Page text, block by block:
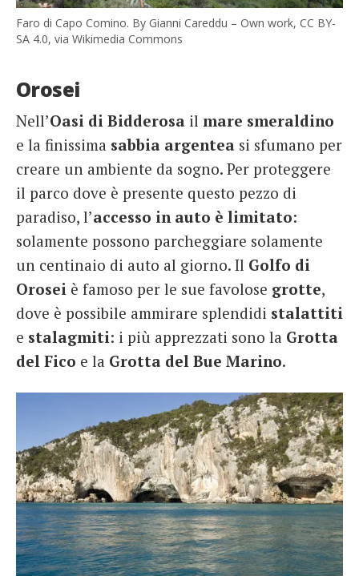
Faro di Capo Comino. By Gianni Careddu – Own work, CC BY-
SA 4.0, via Wikimedia Commons
Orosei
Nell’Oasi di Bidderosa il mare smeraldino
e la finissima sabbia argentea si sfumano per
creare un ambiente da sogno. Per proteggere
il parco dove è presente questo pezzo di
paradiso, l’accesso in auto è limitato:
solamente possono parcheggiare solamente
un centinaio di auto al giorno. Il Golfo di
Orosei è famoso per le sue favolose grotte,
dove è possibile ammirare splendidi stalattiti
e stalagmiti: i più apprezzati sono la Grotta
del Fico e la Grotta del Bue Marino.